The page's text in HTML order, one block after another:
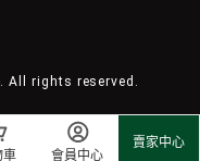
車 會員中心
賣家中心
All rights reserved.